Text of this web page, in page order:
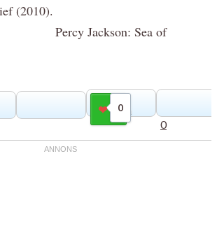
(2010).
Sea of
0
Gilla
0